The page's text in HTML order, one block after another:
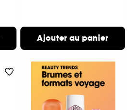
Ajouter au panier